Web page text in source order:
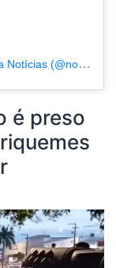
Um post compartilhado por Nova Rondônia Notícias (@novarondonia)
é preso